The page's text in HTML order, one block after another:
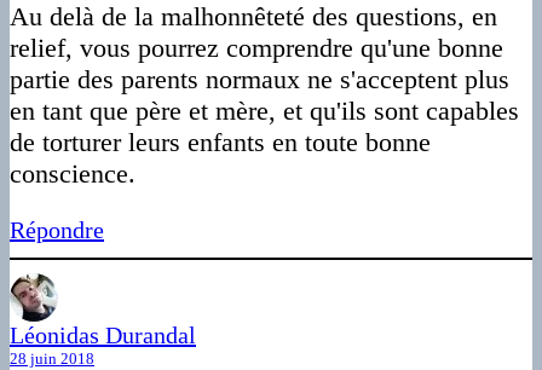
Au delà de la malhonnêteté des questions, en
relief, vous pourrez comprendre qu'une bonne
partie des parents normaux ne s'acceptent plus
en tant que père et mère, et qu'ils sont capables
de torturer leurs enfants en toute bonne
conscience.
Répondre
Léonidas Durandal
28 juin 2018